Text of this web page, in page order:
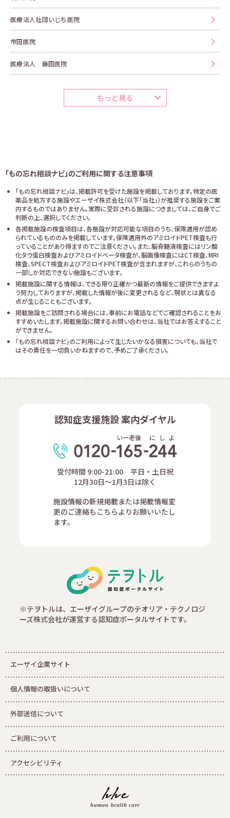
医療法人社団いじち医院
市田医院
医療法人 藤田医院
もっと見る
「もの忘れ相談ナビ」のご利用に関する注意事項
「もの忘れ相談ナビ」は、掲載許可を受けた施設を掲載しております。特定の医
薬品を処方する施設やエーザイ株式会社（以下「当社」）が推奨する施設をご案
内するものではありません。実際に受診される施設につきましては、ご自身でご
判断の上、選択してください。
各掲載施設の検査項目は、各施設が対応可能な項目のうち、保険適用が認め
られているもののみを掲載しています。保険適用外のアミロイドPET検査も行
っていることがあり得ますのでご注意ください。また、脳脊髄液検査にはリン酸
化タウ蛋白検査およびアミロイドベータ検査が、脳画像検査にはCT検査、MRI
検査、SPECT検査およびアミロイドPET検査が含まれますが、これらのうちの
一部しか対応できない施設もございます。
掲載施設に関する情報は、できる限り正確かつ最新の情報をご提供できますよ
う努力しておりますが、掲載した情報が後に変更されるなど、現状とは異なる
点が生じることもございます。
掲載施設をご訪問される場合には、事前にお電話などでご確認されることをお
すすめいたします。掲載施設に関するお問い合わせは、当社ではお答えすること
ができません。
「もの忘れ相談ナビ」のご利用によって生じたいかなる損害についても、当社で
はその責任を一切負いかねますので、予めご了承ください。
認知症支援施設 案内ダイヤル
いー老後 に し よ
受付時間 9:00-21:00 平日・土日祝
12月30日～1月3日は除く
施設情報の新規掲載または掲載情報変
更のご連絡もこちらよりお願いいたし
ます。
※テヲトルは、エーザイグループのテオリア・テクノロジ
ーズ株式会社が運営する認知症ポータルサイトです。
エーザイ企業サイト
個人情報の取扱いについて
外部送信について
ご利用について
アクセシビリティ